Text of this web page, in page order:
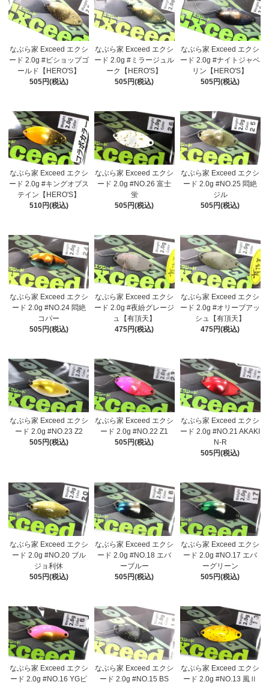
なぶら家 Exceed エクシ
ード 2.0g #ビショップゴ
ールド【HERO'S】
505円(税込)
なぶら家 Exceed エクシ
ード 2.0g #ミラージュル
ーク【HERO'S】
505円(税込)
なぶら家 Exceed エクシ
ード 2.0g #ナイトジャベ
リン【HERO'S】
505円(税込)
なぶら家 Exceed エクシ
ード 2.0g #キングオブス
テイン【HERO'S】
510円(税込)
なぶら家 Exceed エクシ
ード 2.0g #NO.26 富士
蛍
505円(税込)
なぶら家 Exceed エクシ
ード 2.0g #NO.25 悶絶
ジル
505円(税込)
なぶら家 Exceed エクシ
ード 2.0g #NO.24 悶絶
コパー
505円(税込)
なぶら家 Exceed エクシ
ード 2.0g #夜紛グレージ
ュ【有頂天】
475円(税込)
なぶら家 Exceed エクシ
ード 2.0g #オリーブアッ
シュ【有頂天】
475円(税込)
なぶら家 Exceed エクシ
ード 2.0g #NO.23 Z2
505円(税込)
なぶら家 Exceed エクシ
ード 2.0g #NO.22 Z1
505円(税込)
なぶら家 Exceed エクシ
ード 2.0g #NO.21 AKAKI
N-R
505円(税込)
なぶら家 Exceed エクシ
ード 2.0g #NO.20 ブル
ジョ利休
505円(税込)
なぶら家 Exceed エクシ
ード 2.0g #NO.18 エバ
ーブルー
505円(税込)
なぶら家 Exceed エクシ
ード 2.0g #NO.17 エバ
ーグリーン
505円(税込)
なぶら家 Exceed エクシ
ード 2.0g #NO.16 YGピ
なぶら家 Exceed エクシ
ード 2.0g #NO.15 BS
なぶら家 Exceed エクシ
ード 2.0g #NO.13 風Ⅱ